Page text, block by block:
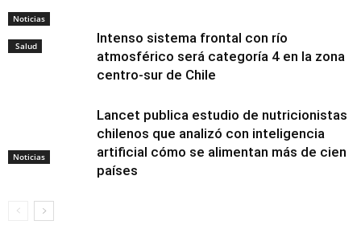
Noticias
Salud
Noticias
Intenso sistema frontal con río
atmosférico será categoría 4 en la zona
centro-sur de Chile
Lancet publica estudio de nutricionistas
chilenos que analizó con inteligencia
artificial cómo se alimentan más de cien
países